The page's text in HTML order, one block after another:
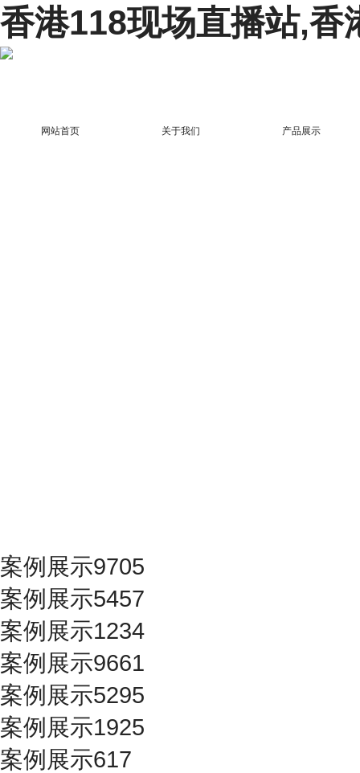
香港118现场直播站,香
网站首页 关于我们 产品展示
案例展示9705
案例展示5457
案例展示1234
案例展示9661
案例展示5295
案例展示1925
案例展示617